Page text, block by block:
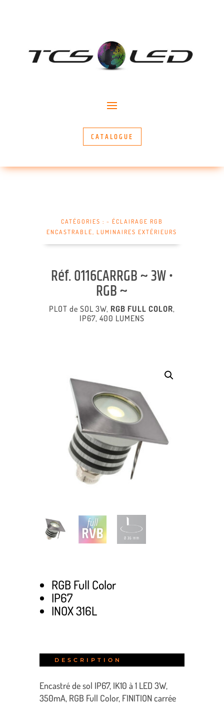
CATALOGUE
CATÉGORIES : ~ ÉCLAIRAGE RGB
ENCASTRABLE,LUMINAIRES EXTÉRIEURS
Réf. 0116CARRGB ~ 3W •
RGB ~
PLOT de SOL 3W, RGB FULL COLOR,
IP67, 400 LUMENS
RGB Full Color
IP67
INOX 316L
DESCRIPTION
Encastré de sol IP67, IK10 à 1 LED 3W,
350mA, RGB Full Color, FINITION carrée